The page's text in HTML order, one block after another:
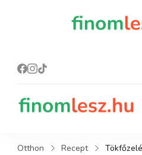
Otthon Recept